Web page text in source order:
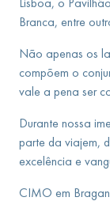
Branca, entre
Não apenas os
compõem o
vale a pena ser
Durante nossa
parte da viajem,
excelência e
CIMO em